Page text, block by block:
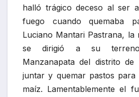
halló trágico deceso al ser
fuego cuando quemaba
Luciano Mantari Pastrana, la
se dirigió a su
Manzanapata del distrito
juntar y quemar pastos
maíz. Lamentablemente el